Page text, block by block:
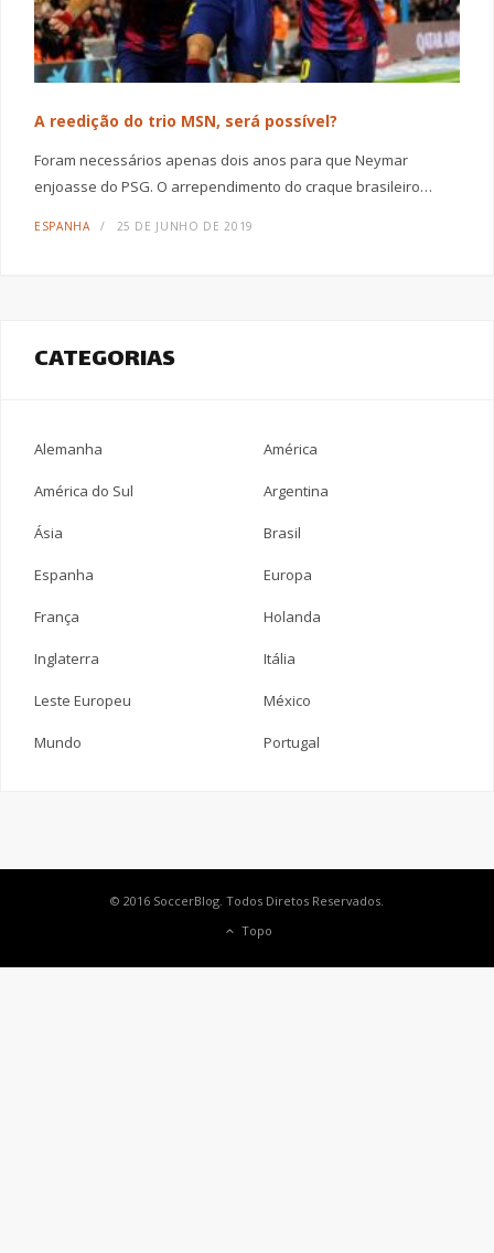
A reedição do trio MSN, será possível?
Foram necessários apenas dois anos para que Neymar
enjoasse do PSG. O arrependimento do craque brasileiro…
ESPANHA 25 DE JUNHO DE 2019
CATEGORIAS
Alemanha América
América do Sul Argentina
Ásia Brasil
Espanha Europa
França Holanda
Inglaterra Itália
Leste Europeu México
Mundo Portugal
© 2016 SoccerBlog. Todos Diretos Reservados.
Topo